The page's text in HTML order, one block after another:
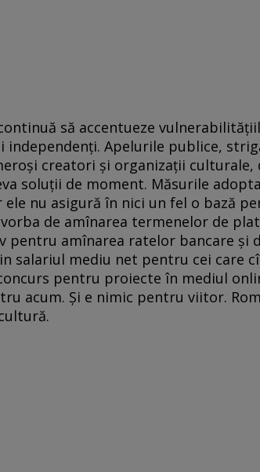
să accentueze
independenți. Apelurile publice,
creatori și organizații
soluții de moment. Măsurile
nu asigură în nici un fel o bază
de amî­narea termenelor de
pentru amînarea ratelor bancare și
salariul mediu net pentru cei care
pentru proiecte în mediul
acum. Și e nimic pentru viitor.